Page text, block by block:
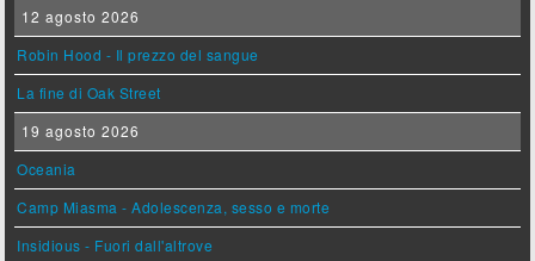
12 agosto 2026
Robin Hood - Il prezzo del sangue
La fine di Oak Street
19 agosto 2026
Oceania
Camp Miasma - Adolescenza, sesso e morte
Insidious - Fuori dall'altrove